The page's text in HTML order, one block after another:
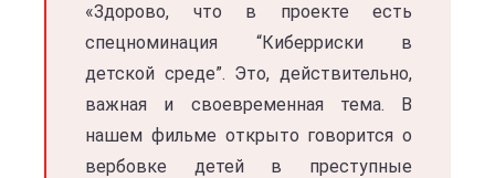
«Здорово, что в проекте есть
спецноминация “Киберриски в
детской среде”. Это, действительно,
важная и своевременная тема. В
нашем фильме открыто говорится о
вербовке детей в преступные